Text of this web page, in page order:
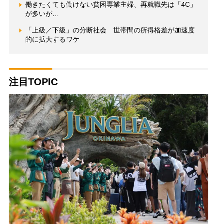
働きたくても働けない貧困専業主婦、再就職先は「4C」
が多いが…
「上級／下級」の分断社会 世帯間の所得格差が加速度
的に拡大するワケ
注目TOPIC